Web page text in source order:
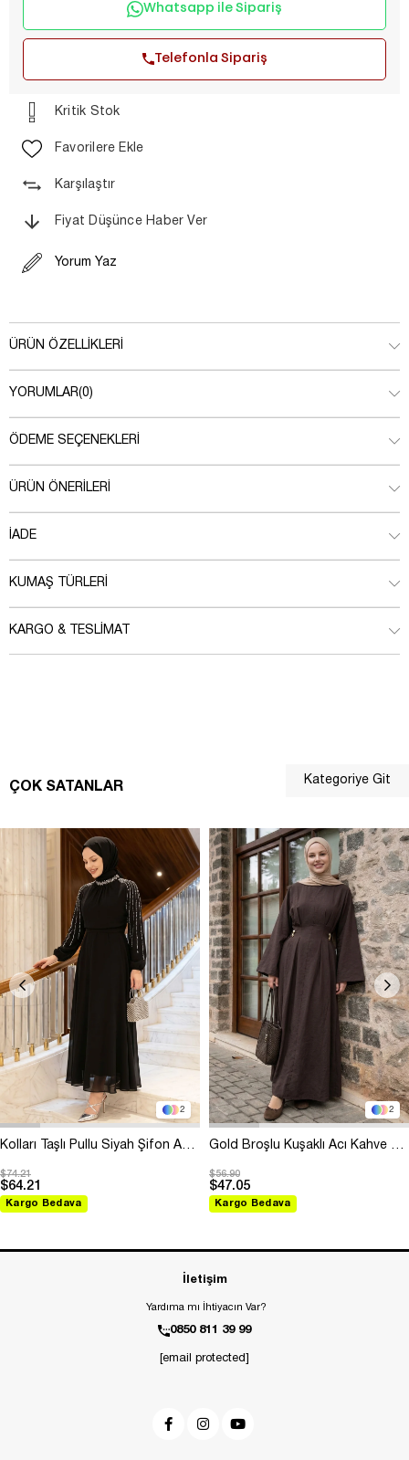
Whatsapp ile Sipariş
Telefonla Sipariş
Kritik Stok
Favorilere Ekle
Karşılaştır
Fiyat Düşünce Haber Ver
Yorum Yaz
ÜRÜN ÖZELLIKLERI
YORUMLAR(0)
ÖDEME SEÇENEKLERI
ÜRÜN ÖNERILERI
İADE
KUMAŞ TÜRLERI
KARGO & TESLIMAT
ÇOK SATANLAR
2
Kolları Taşlı Pullu Siyah Şifon Abiye
$74.21
$64.21
Kargo Bedava
2
Gold Broşlu Kuşaklı Acı Kahve Modal Elbise
$56.90
$47.05
Kargo Bedava
Kategoriye Git
İletişim
Yardıma mı İhtiyacın Var?
0850 811 39 99
[email protected]